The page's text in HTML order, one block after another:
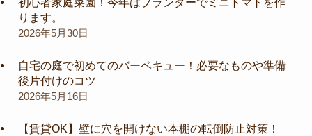
ります。
2026年5月30日
自宅の庭で初めてのバーベキュー！必要なものや準備
後片付けのコツ
2026年5月16日
【賃貸OK】壁に穴を開けない本棚の転倒防止対策！